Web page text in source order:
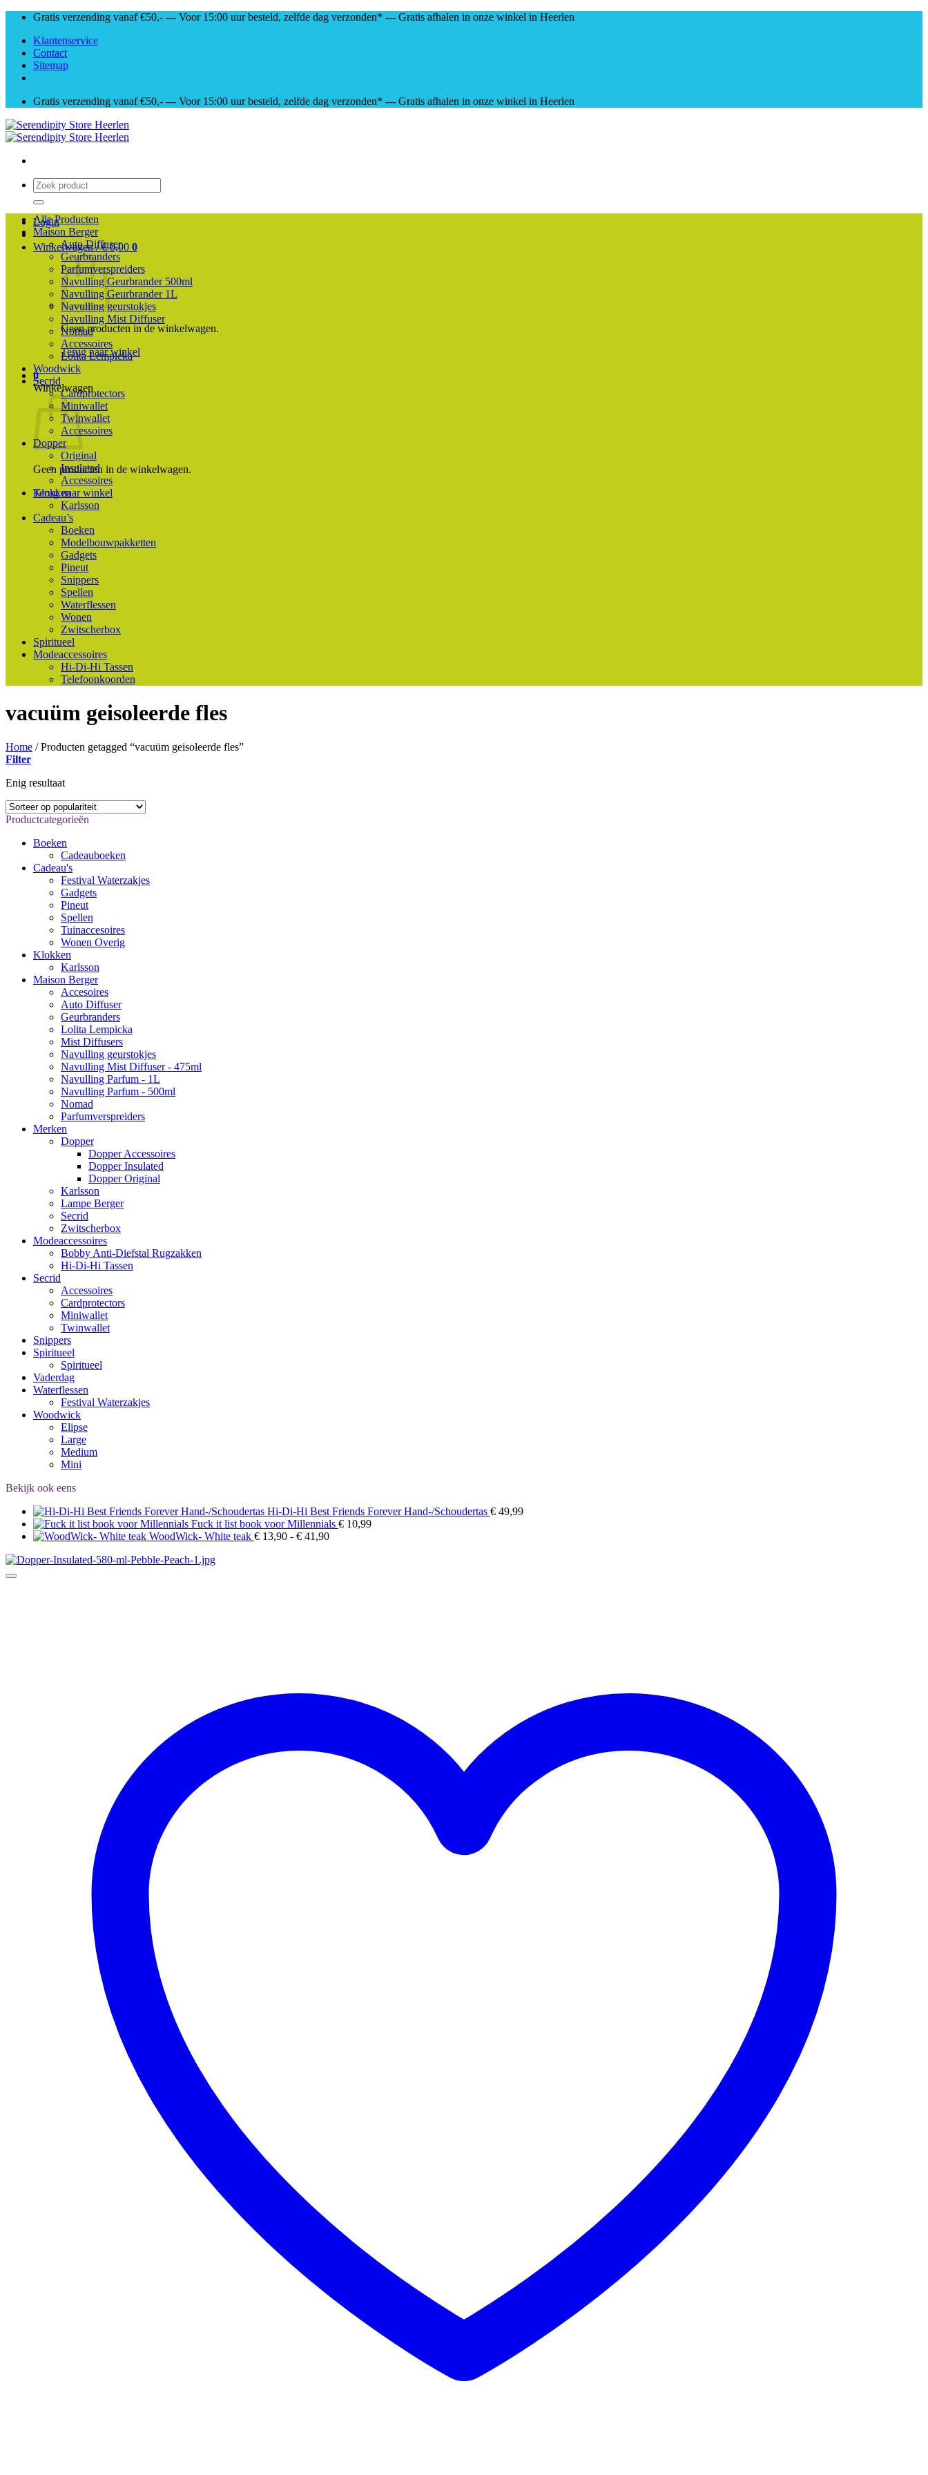
Skip
content
Gratis verzending vanaf €50,- --- Voor 15:00 uur besteld, zelfde dag verzonden* --- Gratis afhalen in onze winkel in Heerlen
Klantenservice
Contact
Sitemap
Gratis verzending vanaf €50,- --- Voor 15:00 uur besteld, zelfde dag verzonden* --- Gratis afhalen in onze winkel in Heerlen
Zoeken
naar:
Login
Winkelwagen /€0,00 0
Geen producten in de winkelwagen.
Terug naar winkel
0
Winkelwagen
Geen producten in de winkelwagen.
Terug naar winkel
Alle Producten
Maison Berger
Auto Diffuser
Geurbranders
Parfumverspreiders
Navulling Geurbrander 500ml
Navulling Geurbrander 1L
Navulling geurstokjes
Navulling Mist Diffuser
Nomad
Accessoires
Lolita Lempicka
Woodwick
Secrid
Cardprotectors
Miniwallet
Twinwallet
Accessoires
Dopper
Original
Insulated
Accessoires
Klokken
Karlsson
Cadeau’s
Boeken
Modelbouwpakketten
Gadgets
Pineut
Snippers
Spellen
Waterflessen
Wonen
Zwitscherbox
Spiritueel
Modeaccessoires
Hi-Di-Hi Tassen
Telefoonkoorden
vacuüm geisoleerde fles
Home /Producten getagged “vacuüm geisoleerde fles”
Filter
Enig resultaat
Productcategorieën
Boeken
Cadeauboeken
Cadeau's
Festival Waterzakjes
Gadgets
Pineut
Spellen
Tuinaccesoires
Wonen Overig
Klokken
Karlsson
Maison Berger
Accesoires
Auto Diffuser
Geurbranders
Lolita Lempicka
Mist Diffusers
Navulling geurstokjes
Navulling Mist Diffuser - 475ml
Navulling Parfum - 1L
Navulling Parfum - 500ml
Nomad
Parfumverspreiders
Merken
Dopper
Dopper Accessoires
Dopper Insulated
Dopper Original
Karlsson
Lampe Berger
Secrid
Zwitscherbox
Modeaccessoires
Bobby Anti-Diefstal Rugzakken
Hi-Di-Hi Tassen
Secrid
Accessoires
Cardprotectors
Miniwallet
Twinwallet
Snippers
Spiritueel
Spiritueel
Vaderdag
Waterflessen
Festival Waterzakjes
Woodwick
Elipse
Large
Medium
Mini
Bekijk ook eens
Hi-Di-Hi Best Friends Forever Hand-/Schoudertas € 49,99
Fuck it list book voor Millennials € 10,99
WoodWick- White teak € 13,90 - € 41,90Prijsklasse: